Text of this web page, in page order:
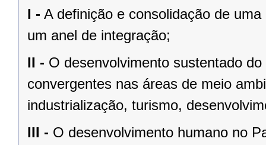
I - A definição e consolidação de
um anel de integração;
II - O desenvolvimento sustentado
convergentes nas áreas de meio
industrialização, turismo,
III - O desenvolvimento humano no